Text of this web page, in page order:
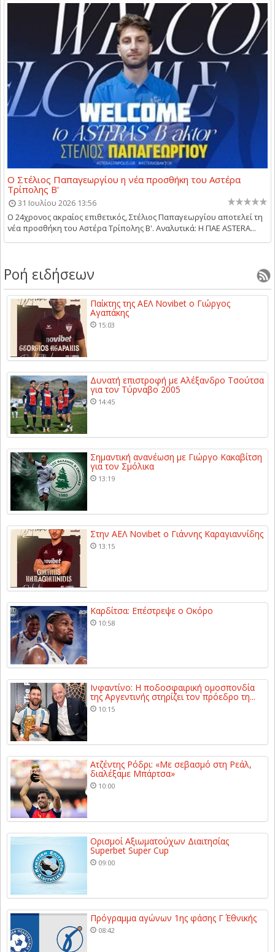
Ο Στέλιος Παπαγεωργίου η νέα προσθήκη του Αστέρα
Τρίπολης Β'
31 Ιουλίου 2026 13:56
Ο 24χρονος ακραίος επιθετικός, Στέλιος Παπαγεωργίου αποτελεί τη
νέα προσθήκη του Αστέρα Τρίπολης Β'. Αναλυτικά: Η ΠΑΕ ASTERA...
Ροή ειδήσεων
Παίκτης της ΑΕΛ Novibet ο Γιώργος
Αγαπάκης
15:03
Δυνατή επιστροφή με Αλέξανδρο Τσούτσα
για τον Τύρναβο 2005
14:45
Σημαντική ανανέωση με Γιώργο Κακαβίτση
για τον Σμόλικα
13:19
Στην ΑΕΛ Novibet ο Γιάννης Καραγιαννίδης
13:15
Καρδίτσα: Επέστρεψε ο Οκόρο
10:58
Ινφαντίνο: Η ποδοσφαιρική ομοσπονδία
της Αργεντινής στηρίζει τον πρόεδρο τη...
10:15
Ατζέντης Ρόδρι: «Με σεβασμό στη Ρεάλ,
διαλέξαμε Μπάρτσα»
10:00
Ορισμοί Αξιωματούχων Διαιτησίας
Superbet Super Cup
09:00
Πρόγραμμα αγώνων 1ης φάσης Γ΄ Εθνικής
08:42